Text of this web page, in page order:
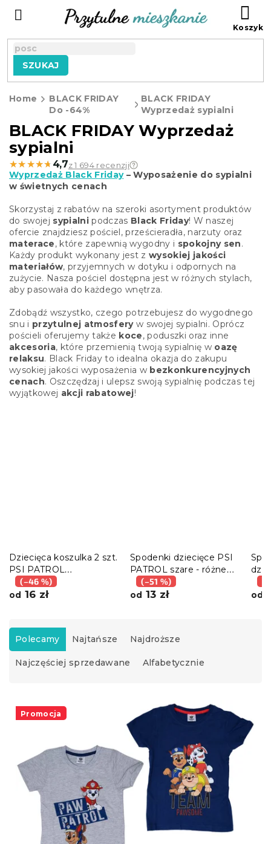
SZUKAJ
Home
BLACK FRIDAY
Do -64%
BLACK FRIDAY
Wyprzedaż sypialni
BLACK FRIDAY Wyprzedaż
sypialni
★★★★★
★★★★★ 4,7z 1 694 recenzji
Wyprzedaż Black Friday– Wyposażenie do sypialni
w świetnych cenach
Skorzystaj z rabatów na szeroki asortyment produktów
do swojej sypialni podczas Black Friday! W naszej
ofercie znajdziesz pościel, prześcieradła, narzuty oraz
materace, które zapewnią wygodny i spokojny sen.
Każdy produkt wykonany jest z wysokiej jakości
materiałów, przyjemnych w dotyku i odpornych na
zużycie. Nasza pościel dostępna jest w różnych stylach,
aby pasowała do każdego wnętrza.
Zdobądź wszystko, czego potrzebujesz do wygodnego
snu i przytulnej atmosferyw swojej sypialni. Oprócz
pościeli oferujemy także koce, poduszki oraz inne
akcesoria, które przemienią twoją sypialnię w oazę
relaksu. Black Friday to idealna okazja do zakupu
wysokiej jakości wyposażenia w bezkonkurencyjnych
cenach. Oszczędzaj i ulepsz swoją sypialnię podczas tej
wyjątkowej akcji rabatowej!
Dziecięca koszulka 2 szt.
PSI PATROL
niebieskie/szare - różne
rozmiary
(–46 %)
od 16 zł
Spodenki dziecięce PSI
PATROL szare - różne
rozmiary
(–51 %)
od 13 zł od
S
o
r
n
Polecamy Najtańsze Najdroższe
Najczęściej sprzedawane Alfabetycznie
Promocja